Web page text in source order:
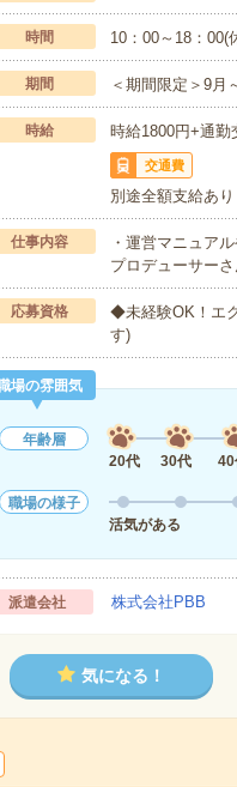
時間 10：00～18：00(
期間 ＜期間限定＞9月
時給 時給1800円+通勤
交通費
別途全額支給あり
仕事内容
・運営マニュア
プロデューサー
応募資格
◆未経験OK！エ
す)
場の雰囲気
年齢層
20代
30代 40
職場の様子
活気がある
派遣会社 株式会社PBB
気になる！